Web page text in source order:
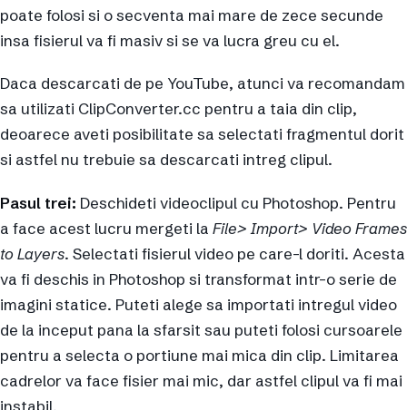
poate folosi si o secventa mai mare de zece secunde
insa fisierul va fi masiv si se va lucra greu cu el.
Daca descarcati de pe YouTube, atunci va recomandam
sa utilizati ClipConverter.cc pentru a taia din clip,
deoarece aveti posibilitate sa selectati fragmentul dorit
si astfel nu trebuie sa descarcati intreg clipul.
Pasul trei: Deschideti videoclipul cu Photoshop. Pentru
a face acest lucru mergeti la File> Import> Video Frames
to Layers. Selectati fisierul video pe care-l doriti. Acesta
va fi deschis in Photoshop si transformat intr-o serie de
imagini statice. Puteti alege sa importati intregul video
de la inceput pana la sfarsit sau puteti folosi cursoarele
pentru a selecta o portiune mai mica din clip. Limitarea
cadrelor va face fisier mai mic, dar astfel clipul va fi mai
instabil.